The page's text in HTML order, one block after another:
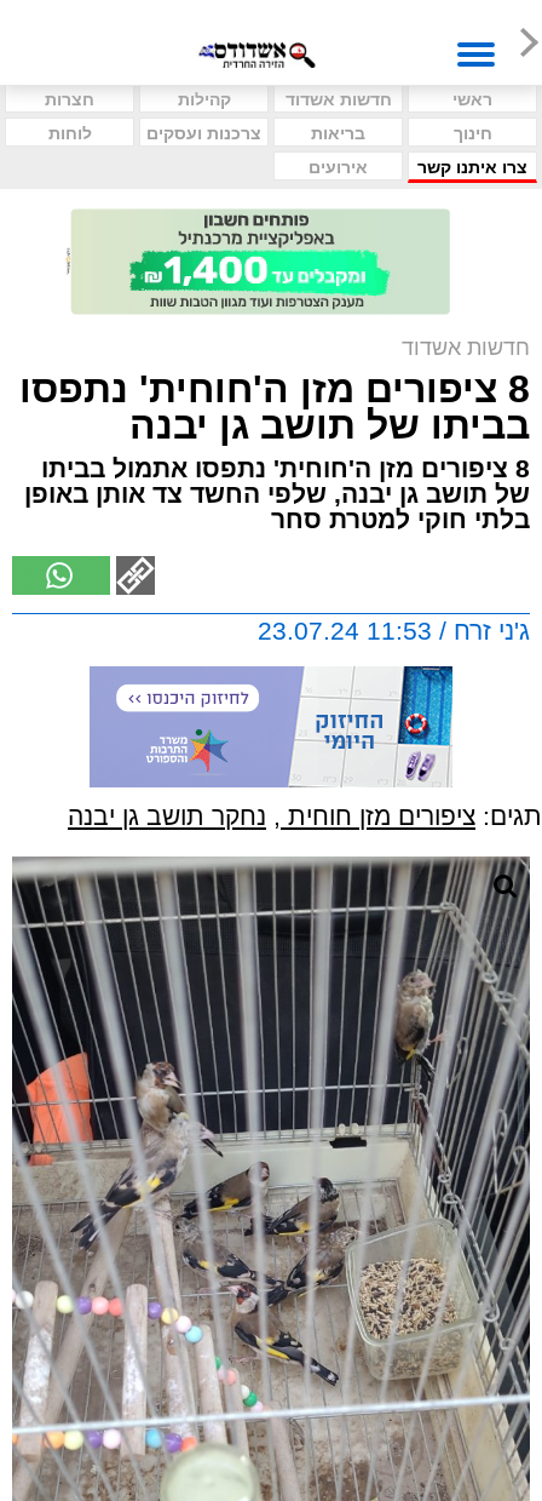
ראשי חדשות אשדוד קהילות
חצרות
חינוך
בריאות צרכנות ועסקים
לוחות
צרו איתנו קשר
אירועים
חדשות אשדוד
8 ציפורים מזן ה'חוחית' נתפסו
בביתו של תושב גן יבנה
8 ציפורים מזן ה'חוחית' נתפסו אתמול בביתו
של תושב גן יבנה, שלפי החשד צד אותן באופן
בלתי חוקי למטרת סחר
ג'ני זרח / 11:53 23.07.24
תגים: ציפורים מזן חוחית , נחקר תושב גן יבנה